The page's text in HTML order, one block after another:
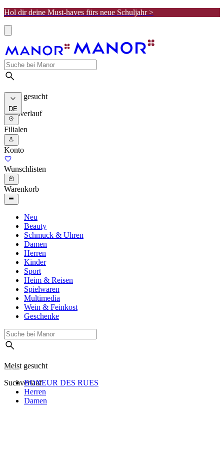
Hol dir deine Must-haves fürs neue Schuljahr >
Meist gesucht
Suchverlauf
DE
Filialen
Konto
Wunschlisten
Warenkorb
Neu
Beauty
Schmuck & Uhren
Damen
Herren
Kinder
Sport
Heim & Reisen
Spielwaren
Multimedia
Wein & Feinkost
Geschenke
Meist gesucht
SuchverlaufBOXEUR DES RUES
Herren
Damen